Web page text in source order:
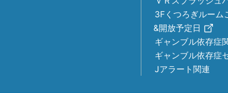
3Fくつろぎルーム
&開放予定日
ギャンブル依存症
ギャンブル依存症
Jアラート関連